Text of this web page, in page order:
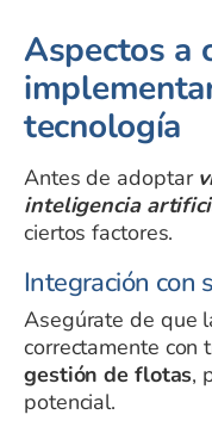
Aspectos a
tecnología
Antes de adoptar
inteligencia
ciertos factores.
Integración con
Asegúrate de que
correctamente con
gestión de flotas,
potencial.